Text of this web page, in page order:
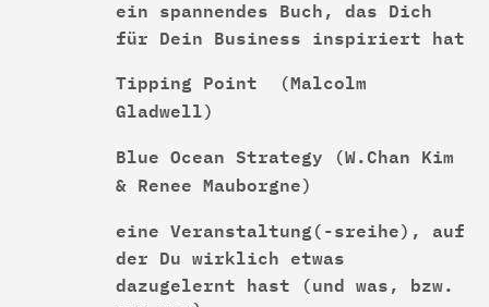
ein spannendes Buch, das Dich
für Dein Business inspiriert hat
Tipping Point (Malcolm
Gladwell)
Blue Ocean Strategy (W.Chan Kim
& Renee Mauborgne)
eine Veranstaltung(-sreihe), auf
der Du wirklich etwas
dazugelernt hast (und was, bzw.